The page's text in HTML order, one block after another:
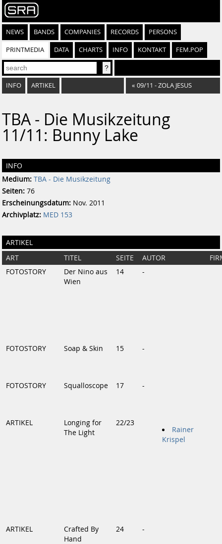
NEWS BANDS COMPANIES RECORDS PERSONS
PRINTMEDIA DATA CHARTS INFO KONTAKT FEM.POP
INFO ARTIKEL « 09/11 - ZOLA JESUS
TBA - Die Musikzeitung
11/11: Bunny Lake
INFO
Medium: TBA - Die Musikzeitung
Seiten: 76
Erscheinungsdatum: Nov. 2011
Archivplatz: MED 153
ARTIKEL
ART TITEL SEITE AUTOR
FOTOSTORY
Der Nino aus
Wien
14 -
FOTOSTORY Soap & Skin 15 -
FOTOSTORY Squalloscope 17 -
ARTIKEL
Longing for
The Light
22/23
Rainer
Krispel
ARTIKEL
Crafted By
Hand
24 -